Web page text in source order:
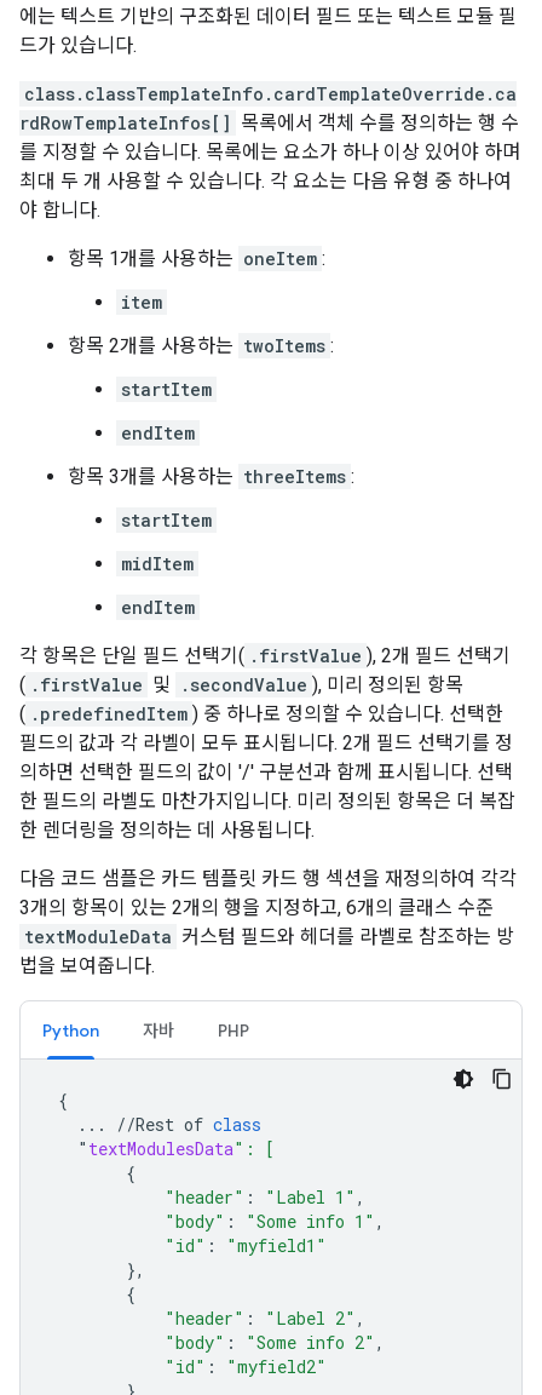
에는 텍스트 기반의 구조화된 데이터 필드 또는 텍스트 모듈 필
드가 있습니다.
class.classTemplateInfo.cardTemplateOverride.ca
rdRowTemplateInfos[] 목록에서 객체 수를 정의하는 행 수
를 지정할 수 있습니다. 목록에는 요소가 하나 이상 있어야 하며
최대 두 개 사용할 수 있습니다. 각 요소는 다음 유형 중 하나여
야 합니다.
항목 1개를 사용하는 oneItem :
item
항목 2개를 사용하는 twoItems :
startItem
endItem
항목 3개를 사용하는 threeItems :
startItem
midItem
endItem
각 항목은 단일 필드 선택기( .firstValue ), 2개 필드 선택기
( .firstValue 및 .secondValue ), 미리 정의된 항목
( .predefinedItem ) 중 하나로 정의할 수 있습니다. 선택한
필드의 값과 각 라벨이 모두 표시됩니다. 2개 필드 선택기를 정
의하면 선택한 필드의 값이 '/' 구분선과 함께 표시됩니다. 선택
한 필드의 라벨도 마찬가지입니다. 미리 정의된 항목은 더 복잡
한 렌더링을 정의하는 데 사용됩니다.
다음 코드 샘플은 카드 템플릿 카드 행 섹션을 재정의하여 각각
3개의 항목이 있는 2개의 행을 지정하고, 6개의 클래스 수준
textModuleData 커스텀 필드와 헤더를 라벨로 참조하는 방
법을 보여줍니다.
Python 자바 PHP
{
...
//Rest of class
" textModulesData": [
{
"header" : "Label 1" ,
"body" : "Some info 1" ,
"id" :
"myfield1"
},
{
"header" : "Label 2" ,
"body" : "Some info 2" ,
"id" :
"myfield2"